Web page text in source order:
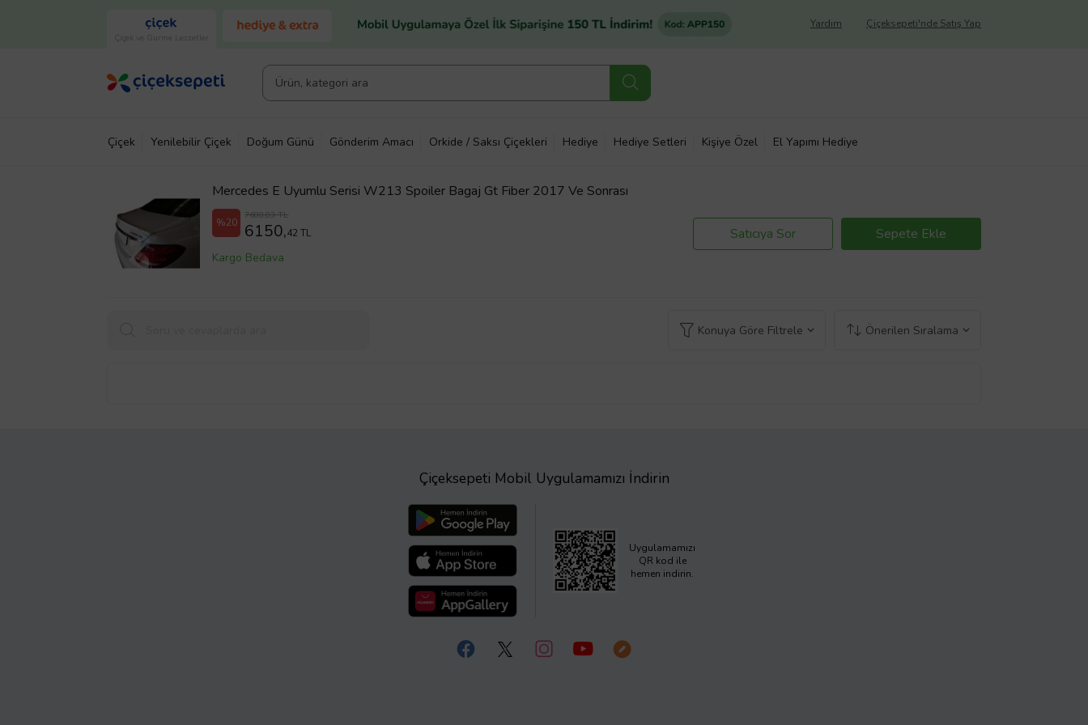
Çiçek ve Gurme Lezzetler
Çiçeksepeti'nde Satış Yap
Yardım
Çiçek Yenilebilir Çiçek Doğum Günü Gönderim Amacı Orkide / Saksı Çiçekleri Hediye Hediye Setleri Kişiye Özel El Yapımı Hediye
Mercedes E Uyumlu Serisi W213 Spoiler Bagaj Gt Fiber 2017 Ve Sonrası
%20
7688,03 TL
6150,42 TL
Kargo Bedava
Satıcıya Sor Sepete Ekle
Konuya Göre Filtrele Önerilen Sıralama
Çiçeksepeti Mobil Uygulamamızı İndirin
Uygulamamızı
QR kod ile
hemen indirin.